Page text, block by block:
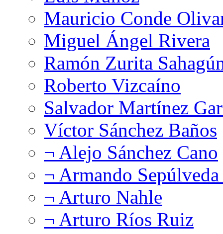
Mauricio Conde
Miguel Ángel Rivera
Ramón Zurita
Roberto Vizcaíno
Salvador Martínez
Víctor Sánchez Baños
¬ Alejo Sánchez Cano
¬ Armando
¬ Arturo Nahle
¬ Arturo Ríos Ruiz